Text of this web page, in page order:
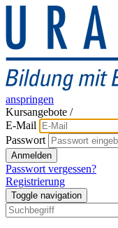
anspringen
Kursangebote /
E-Mail
Passwort
Anmelden
Passwort vergessen?
Registrierung
Toggle navigation